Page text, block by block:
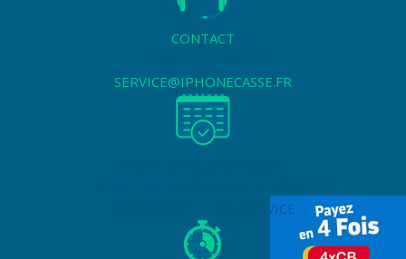
CONTACT
SERVICE@IPHONECASSE.FR
COURSIER À VOTRE SERVICE